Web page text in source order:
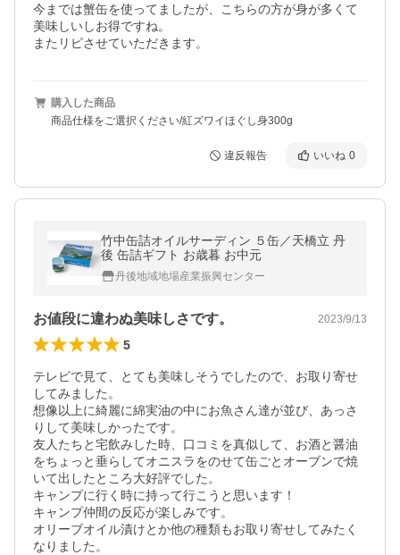
今までは蟹缶を使ってましたが、こちらの方が身が多くて
美味しいしお得ですね。
またリピさせていただきます。
購入した商品
商品仕様をご選択ください/紅ズワイほぐし身300g
違反報告 いいね 0
竹中缶詰オイルサーディン ５缶／天橋立 丹
後 缶詰ギフト お歳暮 お中元
丹後地域地場産業振興センター
お値段に違わぬ美味しさです。 2023/9/13
5
テレビで見て、とても美味しそうでしたので、お取り寄せ
してみました。
想像以上に綺麗に綿実油の中にお魚さん達が並び、あっさ
りして美味しかったです。
友人たちと宅飲みした時、口コミを真似して、お酒と醤油
をちょっと垂らしてオニスラをのせて缶ごとオーブンで焼
いて出したところ大好評でした。
キャンプに行く時に持って行こうと思います！
キャンプ仲間の反応が楽しみです。
オリーブオイル漬けとか他の種類もお取り寄せしてみたく
なりました。